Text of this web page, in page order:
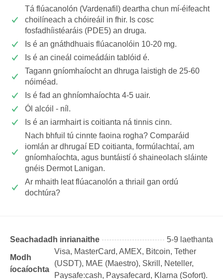
Tá flúacanolón (Vardenafil) deartha chun mí-éifeacht
choilíneach a chóireáil in fhir. Is cosc
fosfadhíistéaráis (PDE5) an druga.
Is é an gnáthdhuais flúacanolóin 10-20 mg.
Is é an cineál coimeádáin tablóid é.
Tagann gníomhaíocht an dhruga laistigh de 25-60
nóiméad.
Is é fad an ghníomhaíochta 4-5 uair.
Ól alcóil - níl.
Is é an iarmhairt is coitianta ná tinnis cinn.
Nach bhfuil tú cinnte faoina rogha? Comparáid
iomlán ar dhrugaí ED coitianta, formúlachtaí, am
gníomhaíochta, agus buntáistí ó shaineolach sláinte
gnéis Dermot Lanigan.
Ar mhaith leat flúacanolón a thriail gan ordú
dochtúra?
Seachadadh inrianaithe 5-9 laethanta
Modh
íocaíochta
Visa, MasterCard, AMEX, Bitcoin, Tether
(USDТ), MAE (Maestro), Skrill, Neteller,
Paysafe:cash, Paysafecard, Klarna (Sofort).